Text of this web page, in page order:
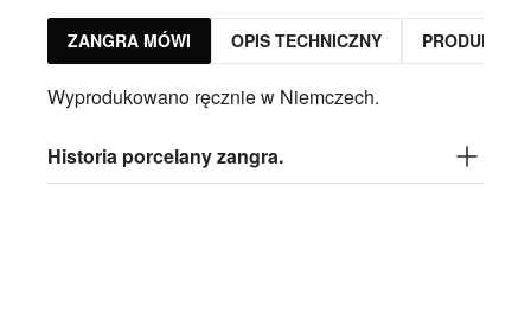
ZANGRA MÓWI OPIS TECHNICZNY PRODUKTY
Wyprodukowano ręcznie w Niemczech.
Historia porcelany zangra.